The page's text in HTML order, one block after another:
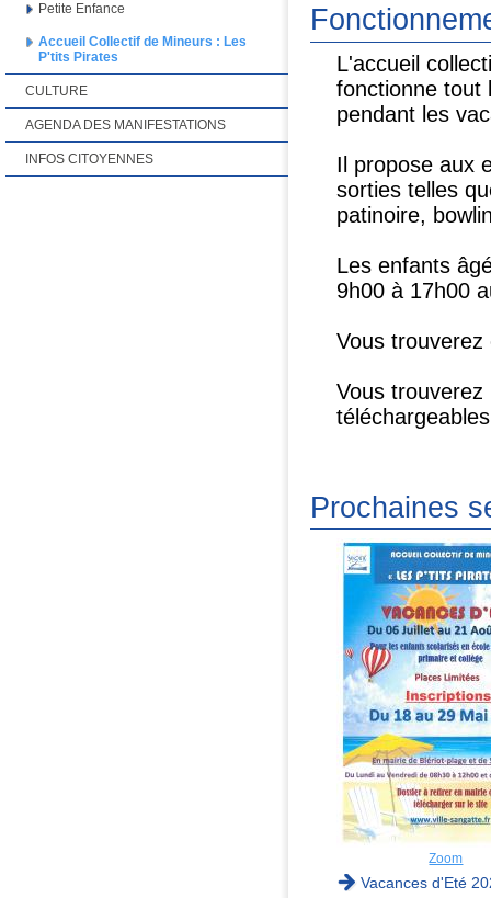
L'accueil
fonctionne tout
pendant les
Il propose aux
sorties telles
patinoire,
Les enfants
9h00 à 17h00
Vous
Vous
Prochaines
Zoom
Vacances d'Eté
Petite Enfance
Accueil Collectif de Mineurs : Les
P'tits Pirates
CULTURE
AGENDA DES MANIFESTATIONS
INFOS CITOYENNES